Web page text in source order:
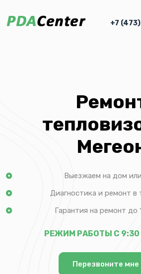
+7
Выезжаем на дом
Диагностика и ремонт в
Гарантия на ремонт до
РЕЖИМ РАБОТЫ С 9:30
Перезвоните мне